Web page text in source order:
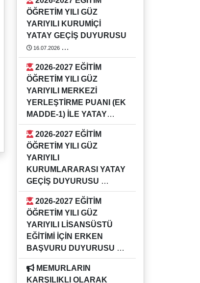
Detaylı bilgi için Eğitim Fakültesi
Öğrenci İşlerini arayınız.
https://rehber.adu.edu.tr/#
ÖĞRETİM YILI GÜZ
YARIYILI KURUMİÇİ
YATAY GEÇİŞ DUYURUSU
16.07.2026
2026-2027 EĞİTİM ÖĞRETİM YILI
GÜZ YARIYILI KURUMİÇİ YATAY
GEÇİŞ DUYURUSU
ÖĞRETİM YILI GÜZ
YARIYILI MERKEZİ
YERLEŞTİRME PUANI (EK
MADDE-1) İLE YATAY
GEÇİŞ DUYURUSU
16.07.2026
2026-2027 EĞİTİM ÖĞRETİM YILI
GÜZ YARIYILI MERKEZİ
YERLEŞTİRME PUANI (EK
MADDE-1) İLE YATAY GEÇİŞ
DUYURUSU
ÖĞRETİM YILI GÜZ
YARIYILI
KURUMLARARASI YATAY
GEÇİŞ DUYURUSU
16.07.2026
2026-2027 EĞİTİM ÖĞRETİM YILI
GÜZ YARIYILI KURUMLARARASI
YATAY GEÇİŞ DUYURUSU
ÖĞRETİM YILI GÜZ
YARIYILI LİSANSÜSTÜ
EĞİTİMİ İÇİN ERKEN
BAŞVURU DUYURUSU
04.05.2026
Bilgi için ilgili enstitü müdürlükleri
KARŞILIKLI OLARAK